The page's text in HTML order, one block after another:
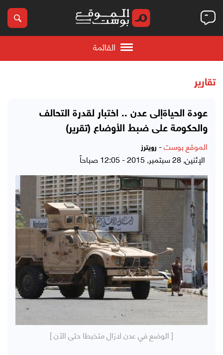
القائمة
تقارير
عودة الحياةإلى عدن .. اختبار لقدرة التحالف
والحكومة على ضبط الأوضاع (تقرير)
الموقع بوست- رويترز
الإثنين, 28 سبتمبر, 2015 - 12:05 صباحاً
[ الوضع في عدن لازال متخبطا حتى الآن ]